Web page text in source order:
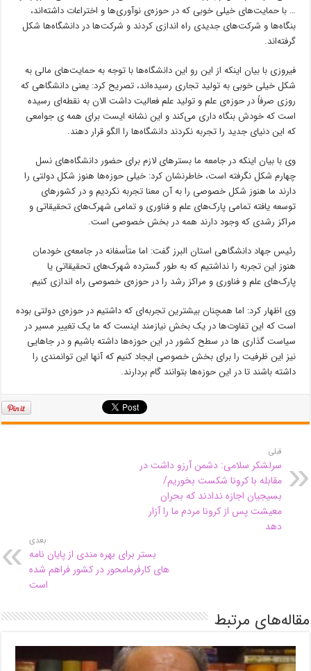
… با حمایت‌های خیلی خوبی که در حوزه‌ی نوآوری‌ها و اختراعات داشته‌اند،
بنگاه‌ها و شرکت‌های جدیدی راه اندازی کردند و شرکت‌ها در دانشگاه‌ها شکل
گرفته‌اند.
فیروزی با بیان اینکه از این رو این دانشگاه‌ها با توجه به حمایت‌های مالی به
شکل خیلی خوبی به تولید تجاری رسیده‌اند، تصریح کرد: یعنی دانشگاهی که
روزی صرفاً در حوزه‌ی علم و تولید علم فعالیت داشت الان به نقطه‌ای رسیده
است که خودش بنگاه داری می‌کند و این نشانه ایست برای همهی جوامعی
که این دنیای جدید را تجربه نکردند دانشگاه‌ها را الگو قرار دهند.
وی با بیان اینکه در جامعه ما بسترهای لازم برای حضور دانشگاه‌های نسل
چهارم شکل نگرفته است، خاطرنشان کرد: خیلی حوزه‌ها هنوز شکل دولتی را
دارند ما هنوز شکل خصوصی را به آن معنا تجربه نکردیم و در کشورهای
توسعه یافته تمامی پارک‌های علم و فناوری و تمامی شهرک‌های تحقیقاتی و
مراکز رشدی که وجود دارند همه در بخش خصوصی است.
رئیس جهاد دانشگاهی استان البرز گفت: اما متأسفانه در جامعه‌ی خودمان
هنوز این تجربه را نداشتیم که به طور گسترده شهرک‌های تحقیقاتی یا
پارک‌های علم و فناوری و مراکز رشد را در حوزه‌ی خصوصی راه اندازی کنیم.
وی اظهار کرد: اما همچنان بیشترین تجربه‌ای که داشتیم در حوزه‌ی دولتی بوده
است که این تفاوت‌ها در یک بخش نیازمند اینست که ما یک تغییر مسیر در
سیاست گذاری هادر سطح کشور در این حوزه‌ها داشته باشیم و در جاهایی
نیز این ظرفیت را برای بخش خصوصی ایجاد کنیم که آنها این توانمندی را
داشته باشند تا در این حوزه‌ها بتوانند گام بردارند.
قبلی
سرلشکر سلامی: دشمن آرزو داشت در
مقابله با کرونا شکست بخوریم/
بسیجیان اجازه ندادند که بحران
معیشت پس از کرونا مردم ما را آزار
دهد
بعدی
بستر برای بهره مندی از پایان نامه
های کارفرمامحور در کشور فراهم شده
است
مقاله‌های مرتبط